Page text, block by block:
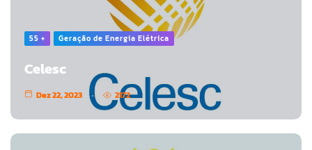
55 + Geração de Energia Elétrica
Celesc
Dez 22, 2023 2172